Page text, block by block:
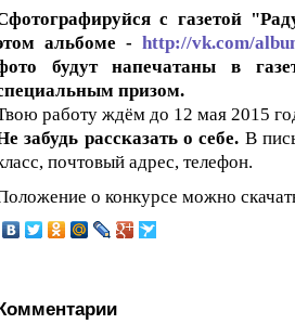
с газетой
альбоме - http://vk.com/
будут напечатаны в
призом.
работу ждём до 12 мая 2015
забудь рассказать о себе. В
почтовый адрес, телефон.
о конкурсе можно